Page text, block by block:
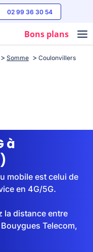
02 99 36 30 54
Bons plans
Somme Coulonvillers
à
mobile est celui de
en 4G/5G.
la distance entre
Telecom,